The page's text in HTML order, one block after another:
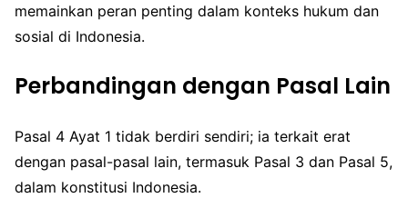
memainkan peran penting dalam konteks hukum dan
sosial di Indonesia.
Perbandingan dengan Pasal Lain
Pasal 4 Ayat 1 tidak berdiri sendiri; ia terkait erat
dengan pasal-pasal lain, termasuk Pasal 3 dan Pasal 5,
dalam konstitusi Indonesia.